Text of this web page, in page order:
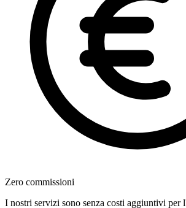
Zero commissioni
I nostri servizi sono senza costi aggiuntivi per